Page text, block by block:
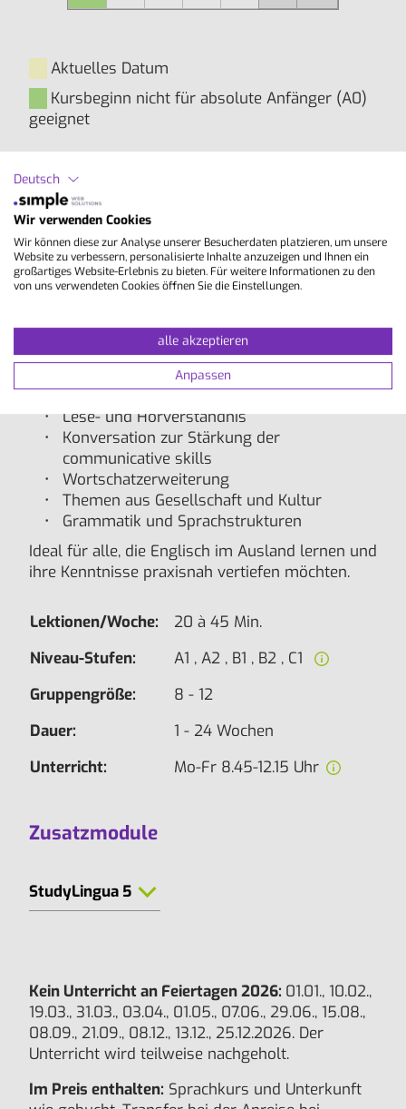
Aktuelles Datum
Kursbeginn nicht für absolute Anfänger (A0)
geeignet
Inhalte
Kompakter, semi-intensiver Englisch-Sprachkurs
in St. Julians (Malta) mit Schwerpunkt auf
allgemeinsprachlicher Kommunikation. Der
Unterricht fördert gezielt den sicheren
wichtigen Kompetenzbereiche ab:
mündlicher und schriftlicher Ausdruck
Aussprache und Intonation
Lese- und Hörverständnis
Konversation zur Stärkung der
communicative skills
Wortschatzerweiterung
Themen aus Gesellschaft und Kultur
Grammatik und Sprachstrukturen
Ideal für alle, die Englisch im Ausland lernen und
ihre Kenntnisse praxisnah vertiefen möchten.
Lektionen/Woche:
20 à 45 Min.
Niveau-Stufen:
A1 , A2 , B1 , B2 , C1
Gruppengröße:
8 - 12
Dauer:
1 - 24 Wochen
Unterricht:
Mo-Fr 8.45-12.15 Uhr
Zusatzmodule
StudyLingua 5
Kein Unterricht an Feiertagen 2026: 01.01., 10.02.,
19.03., 31.03., 03.04., 01.05., 07.06., 29.06., 15.08.,
08.09., 21.09., 08.12., 13.12., 25.12.2026. Der
Unterricht wird teilweise nachgeholt.
Im Preis enthalten: Sprachkurs und Unterkunft
Deutsch
Wir verwenden Cookies
Wir können diese zur Analyse unserer Besucherdaten platzieren, um unsere
Website zu verbessern, personalisierte Inhalte anzuzeigen und Ihnen ein
großartiges Website-Erlebnis zu bieten. Für weitere Informationen zu den
von uns verwendeten Cookies öffnen Sie die Einstellungen.
alle akzeptieren
Anpassen